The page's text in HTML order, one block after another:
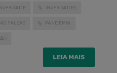
INVERDADES
FALSAS PANDEMIA
LEIA MAIS